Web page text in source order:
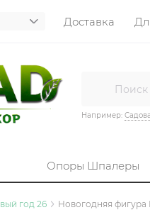
Доставка
Например:
Опоры Шпалеры
год 26 Новогодняя